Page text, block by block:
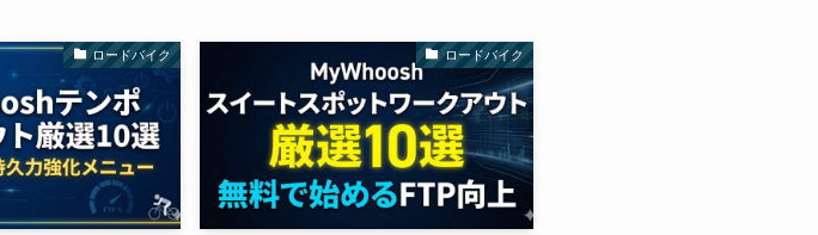
ロードバイク ロードバイク